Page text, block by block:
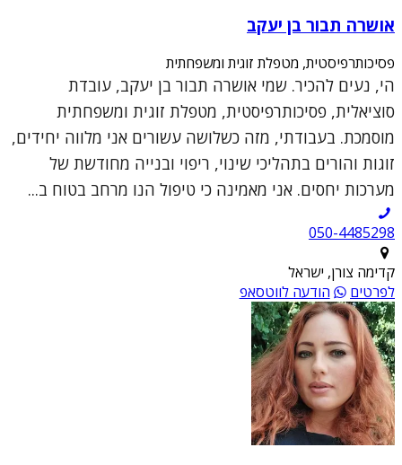
אושרה תבור בן יעקב
פסיכותרפיסטית, מטפלת זוגית ומשפחתית
הי, נעים להכיר. שמי אושרה תבור בן יעקב, עובדת
סוציאלית, פסיכותרפיסטית, מטפלת זוגית ומשפחתית
מוסמכת. בעבודתי, מזה כשלושה עשורים אני מלווה יחידים,
זוגות והורים בתהליכי שינוי, ריפוי ובנייה מחודשת של
מערכות יחסים. אני מאמינה כי טיפול הנו מרחב בטוח ב...
050-4485298
קדימה צורן, ישראל
לפרטים
הודעה לווטסאפ